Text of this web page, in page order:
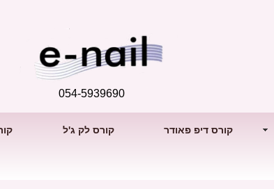
054-5939690
קורס דיפ פאודר קורס לק ג'ל